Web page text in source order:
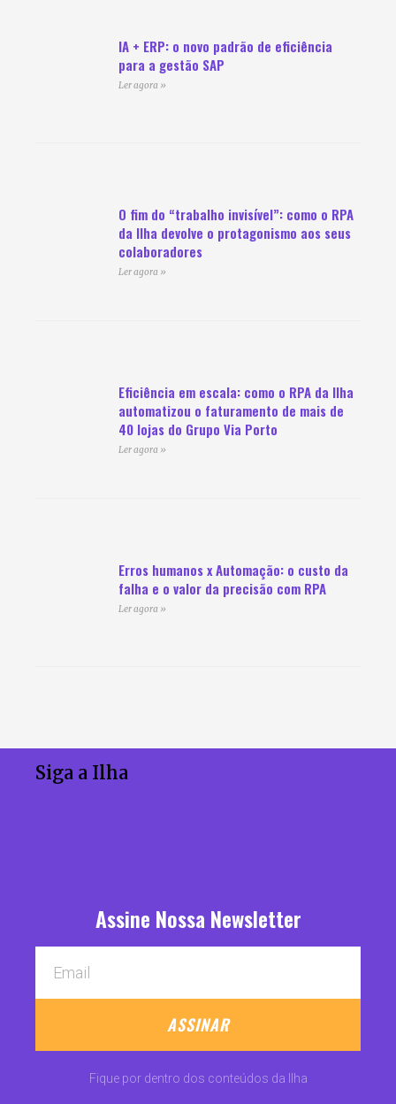
IA + ERP: o novo padrão de eficiência
para a gestão SAP
Ler agora »
O fim do “trabalho invisível”: como o RPA
da Ilha devolve o protagonismo aos seus
colaboradores
Ler agora »
Eficiência em escala: como o RPA da Ilha
automatizou o faturamento de mais de
40 lojas do Grupo Via Porto
Ler agora »
Erros humanos x Automação: o custo da
falha e o valor da precisão com RPA
Ler agora »
Siga a Ilha
Assine Nossa Newsletter
ASSINAR
Fique por dentro dos conteúdos da Ilha